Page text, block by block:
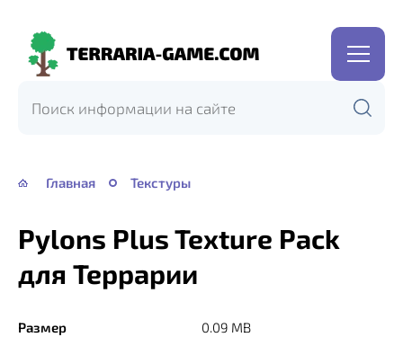
Terraria-
Главная Текстуры
Pylons Plus Texture Pack
для Террарии
Размер
0.09 MB